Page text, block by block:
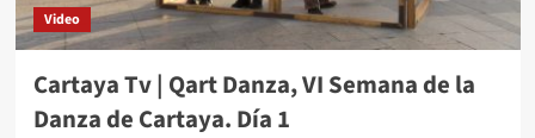
Video
Cartaya Tv | Qart Danza, VI Semana de la
Danza de Cartaya. Día 1